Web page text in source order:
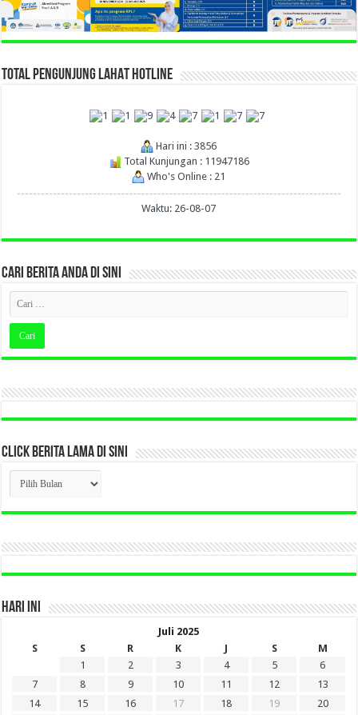
TOTAL PENGUNJUNG LAHAT HOTLINE
Hari ini : 3856
Total Kunjungan : 11947186
Who's Online : 21
Waktu: 26-08-07
CARI BERITA ANDA DI SINI
CLICK BERITA LAMA DI SINI
CLICK
BERITA
LAMA
DI
HARI INI
Juli 2025
S
S R K J S
M
1
2 3 4 5
6
7
8 9 10 11 12
13
14
15 16 17 18 19
20